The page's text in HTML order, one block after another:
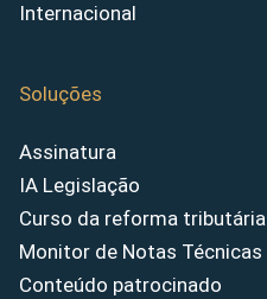
Internacional
Soluções
Assinatura
IA Legislação
Curso da reforma tributária
Monitor de Notas Técnicas
Conteúdo patrocinado